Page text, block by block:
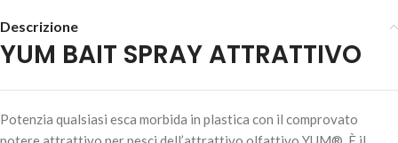
YUM BAIT SPRAY ATTRATTIVO – Garlic Scent (Aglio)
14,80 Esaurito
Descrizione
YUM BAIT SPRAY ATTRATTIVO
Potenzia qualsiasi esca morbida in plastica con il comprovato